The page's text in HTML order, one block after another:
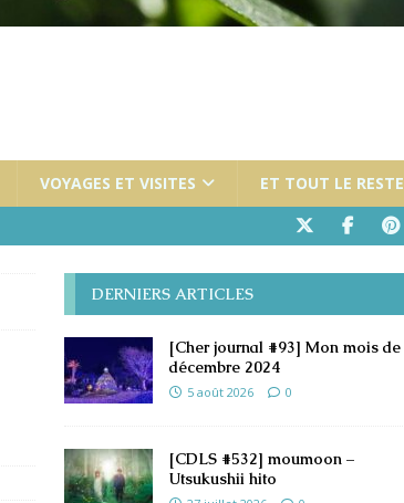
VOYAGES ET VISITES ET TOUT LE RESTE
DERNIERS ARTICLES
[Cher journal #93] Mon mois de
décembre 2024
5 août 2026 0
[CDLS #532] moumoon –
Utsukushii hito